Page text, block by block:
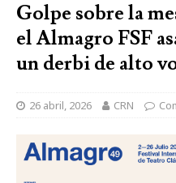
Golpe sobre la
el Almagro FSF
un derbi de alto
26 abril, 2026 CRN